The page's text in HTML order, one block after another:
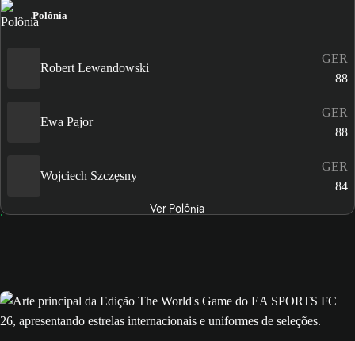
Polônia
Robert Lewandowski
GER
88
Ewa Pajor
GER
88
Wojciech Szczęsny
GER
84
Ver Polônia